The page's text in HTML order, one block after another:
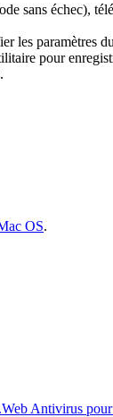
sans échec),
les
pour
OS.
Antivirus